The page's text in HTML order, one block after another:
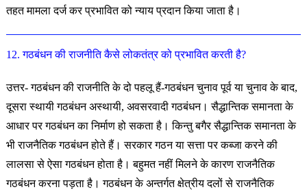
तहत मामला दर्ज कर प्रभावित को न्याय प्रदान किया जाता है।
12. गठबंधन की राजनीति कैसे लोकतंत्र को प्रभावित करती है?
उत्तर- गठबंधन की राजनीति के दो पहलू हैं-गठबंधन चुनाव पूर्व या चुनाव के बाद,
दूसरा स्थायी गठबंधन अस्थायी, अवसरवादी गठबंधन। सैद्धान्तिक समानता के
आधार पर गठबंधन का निर्माण हो सकता है। किन्तु बगैर सैद्धान्तिक समानता के
भी राजनैतिक गठबंधन होते हैं। सरकार गठन या सत्ता पर कब्जा करने की
लालसा से ऐसा गठबंधन होता है। बहुमत नहीं मिलने के कारण राजनैतिक
गठबंधन करना पड़ता है। गठबंधन के अन्तर्गत क्षेत्रीय दलों से राजनैतिक